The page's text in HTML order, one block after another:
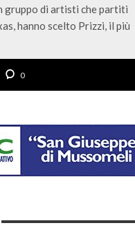
gruppo di artisti che partiti
hanno scelto Prizzi, il più
0